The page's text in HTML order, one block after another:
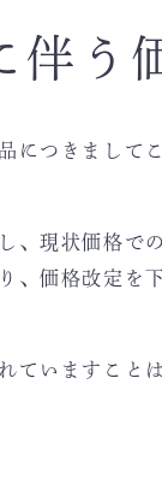
伴う
につきまして
、現状価格で
、価格改定を
ていますこと